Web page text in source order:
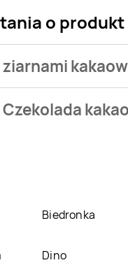
o
od 5,99 zł.
Biedronka
Dino